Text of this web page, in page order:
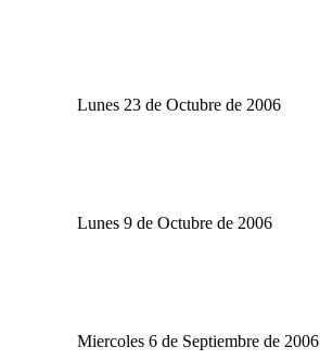
Lunes 23 de Octubre de 2006
Lunes 9 de Octubre de 2006
Miercoles 6 de Septiembre de 2006